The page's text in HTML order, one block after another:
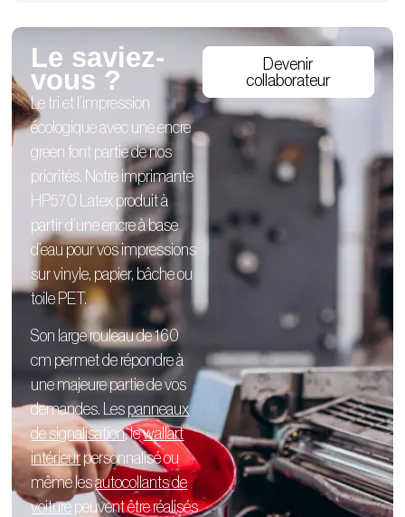
Le saviez-
vous ?
Le tri et l’impression
écologique avec une encre
green font partie de nos
priorités. Notre imprimante
HP570 Latex produit à
partir d’une encre à base
d’eau pour vos impressions
sur vinyle, papier, bâche ou
toile PET.
Son large rouleau de 160
cm permet de répondre à
une majeure partie de vos
demandes. Les panneaux
de signalisation, lewallart
intérieur personnaliséou
même lesautocollants de
voiture peuvent être réalisés
Devenir
collaborateur